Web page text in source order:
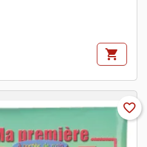
shopping_cart
favorite_border